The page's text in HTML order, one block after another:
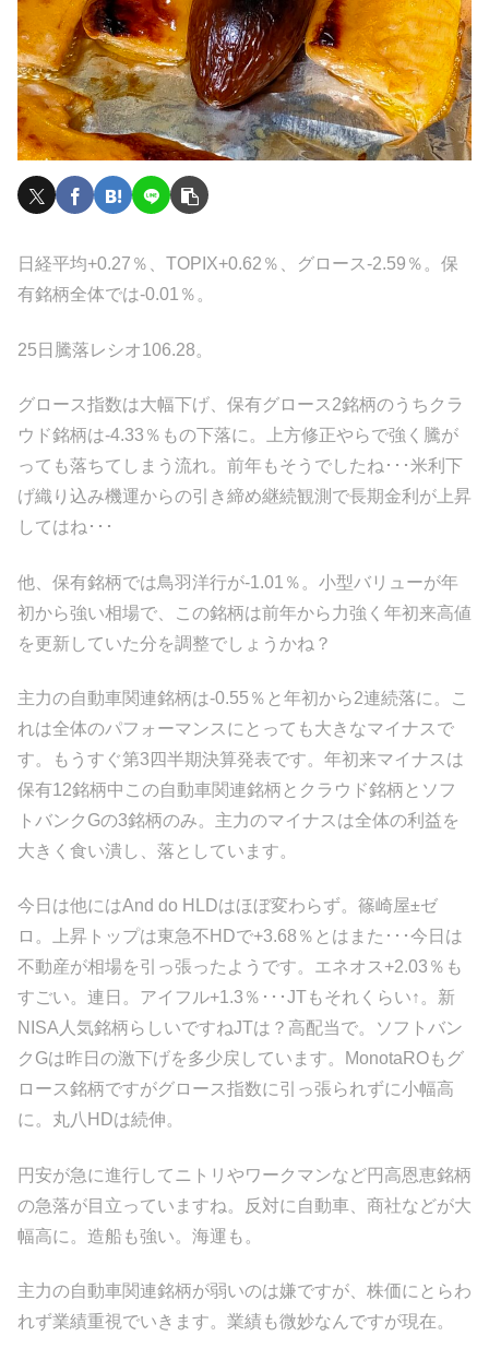
日経平均+0.27％、TOPIX+0.62％、グロース-2.59％。保
有銘柄全体では-0.01％。
25日騰落レシオ106.28。
グロース指数は大幅下げ、保有グロース2銘柄のうちクラ
ウド銘柄は-4.33％もの下落に。上方修正やらで強く騰が
っても落ちてしまう流れ。前年もそうでしたね･･･米利下
げ織り込み機運からの引き締め継続観測で長期金利が上昇
してはね･･･
他、保有銘柄では鳥羽洋行が-1.01％。小型バリューが年
初から強い相場で、この銘柄は前年から力強く年初来高値
を更新していた分を調整でしょうかね？
主力の自動車関連銘柄は-0.55％と年初から2連続落に。こ
れは全体のパフォーマンスにとっても大きなマイナスで
す。もうすぐ第3四半期決算発表です。年初来マイナスは
保有12銘柄中この自動車関連銘柄とクラウド銘柄とソフ
トバンクGの3銘柄のみ。主力のマイナスは全体の利益を
大きく食い潰し、落としています。
今日は他にはAnd do HLDはほぼ変わらず。篠崎屋±ゼ
ロ。上昇トップは東急不HDで+3.68％とはまた･･･今日は
不動産が相場を引っ張ったようです。エネオス+2.03％も
すごい。連日。アイフル+1.3％･･･JTもそれくらい↑。新
NISA人気銘柄らしいですねJTは？高配当で。ソフトバン
クGは昨日の激下げを多少戻しています。MonotaROもグ
ロース銘柄ですがグロース指数に引っ張られずに小幅高
に。丸八HDは続伸。
円安が急に進行してニトリやワークマンなど円高恩恵銘柄
の急落が目立っていますね。反対に自動車、商社などが大
幅高に。造船も強い。海運も。
主力の自動車関連銘柄が弱いのは嫌ですが、株価にとらわ
れず業績重視でいきます。業績も微妙なんですが現在。